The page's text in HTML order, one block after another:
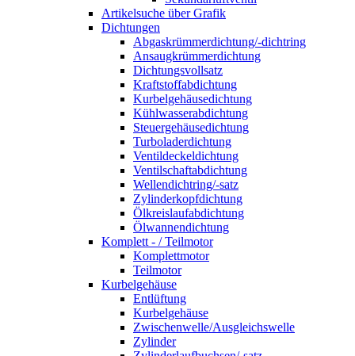
Artikelsuche über Grafik
Dichtungen
Abgaskrümmerdichtung/-dichtring
Ansaugkrümmerdichtung
Dichtungsvollsatz
Kraftstoffabdichtung
Kurbelgehäusedichtung
Kühlwasserabdichtung
Steuergehäusedichtung
Turboladerdichtung
Ventildeckeldichtung
Ventilschaftabdichtung
Wellendichtring/-satz
Zylinderkopfdichtung
Ölkreislaufabdichtung
Ölwannendichtung
Komplett - / Teilmotor
Komplettmotor
Teilmotor
Kurbelgehäuse
Entlüftung
Kurbelgehäuse
Zwischenwelle/Ausgleichswelle
Zylinder